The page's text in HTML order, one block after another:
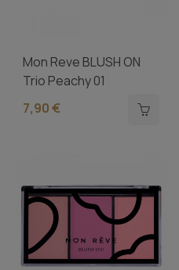
Mon Reve BLUSH ON
Trio Peachy 01
7,90 €